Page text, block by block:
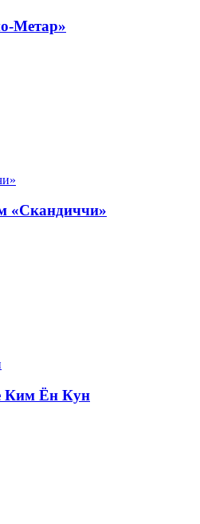
Метар»
«Скандиччи»
Ким Ён Кун